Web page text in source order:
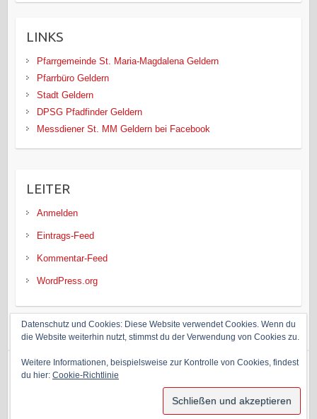
LINKS
Pfarrgemeinde St. Maria-Magdalena Geldern
Pfarrbüro Geldern
Stadt Geldern
DPSG Pfadfinder Geldern
Messdiener St. MM Geldern bei Facebook
LEITER
Anmelden
Eintrags-Feed
Kommentar-Feed
WordPress.org
Copyright © 2026Messdiener Geldern
WordPress
Datenschutz und Cookies: Diese Website verwendet Cookies. Wenn du
die Website weiterhin nutzt, stimmst du der Verwendung von Cookies zu.
Weitere Informationen, beispielsweise zur Kontrolle von Cookies, findest
du hier: Cookie-Richtlinie